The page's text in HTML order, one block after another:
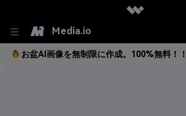
Media.io
お盆AI画像を無制限に作成。100%無料！！